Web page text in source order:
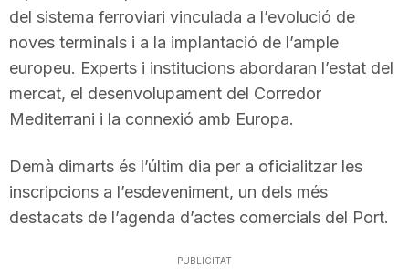
g
del sistema ferroviari vinculada a l’evolució de
noves terminals i a la implantació de l’ample
europeu. Experts i institucions abordaran l’estat del
mercat, el desenvolupament del Corredor
Mediterrani i la connexió amb Europa.
Demà dimarts és l’últim dia per a oficialitzar les
inscripcions a l’esdeveniment, un dels més
destacats de l’agenda d’actes comercials del Port.
PUBLICITAT